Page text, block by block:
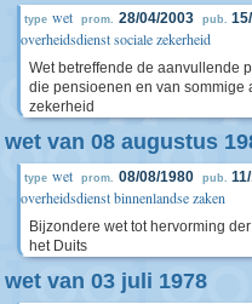
type wet prom. 28/04/2003 pub.
overheidsdienst sociale zekerheid
Wet betreffende de aanvullende
die pensioenen en van
zekerheid
wet van 08 augustus
type wet prom. 08/08/1980 pub.
overheidsdienst binnenlandse zaken
Bijzondere wet tot hervorming
het Duits
wet van 03 juli 1978